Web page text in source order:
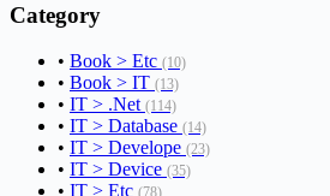
Category
• Book > Etc (10)
• Book > IT (13)
• IT > .Net (114)
• IT > Database (14)
• IT > Develope (23)
• IT > Device (35)
• IT > Etc